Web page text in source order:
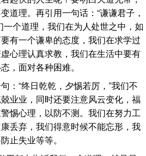
道理。再引用一句话：“谦谦君子，
一个道理，我们在为人处世之中，如
有一个谦卑的态度，我们在求学过
心理认真求教，我们在生活中要有
，面对各种困难。
“终日乾乾，夕惕若厉，”我们不
业业，同时还要注意风云变化，福
惕心理，以防不测。我们在努力工
丢弃，我们得意时候不能忘形，我
止失业等等。